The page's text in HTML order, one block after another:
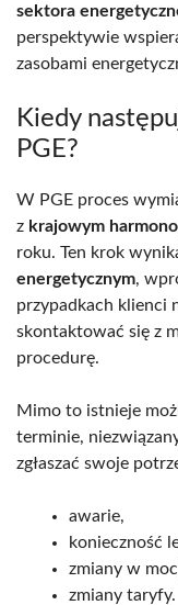
sektora
perspektywie
zasobami
Kiedy
PGE?
W PGE proces
z krajowym
roku. Ten krok
energetycznym,
przypadkach klienci
skontaktować się z
procedurę.
Mimo to istnieje
terminie,
zgłaszać swoje
awarie,
konieczność
zmiany w
zmiany taryfy.